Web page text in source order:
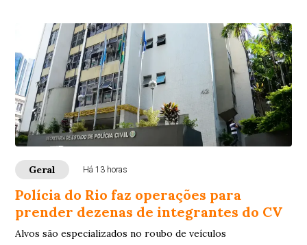
Geral Há 13 horas
Polícia do Rio faz operações para
prender dezenas de integrantes do CV
Alvos são especializados no roubo de veículos